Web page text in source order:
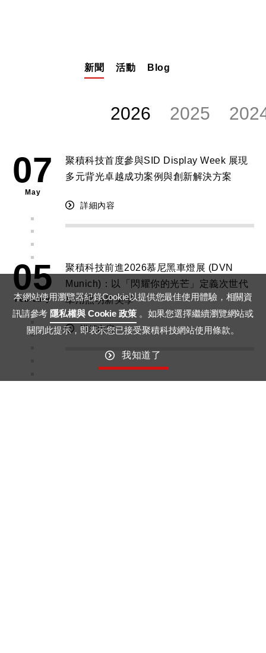
新聞 活動 Blog
2026 2025
07
May
聚積科技首度參與SID Display Week 展現
多元背光卓越成功案例與創新解決方案
詳細內容
05
February
聚積科技前進2026慕尼黑車燈展 (DVN
Munich)：以「閃耀你的光芒」定義次世代
車用照明新美學
詳細內容
本網站使用瀏覽器紀錄Cookie以提供您最佳使用體驗，相關資
訊請參考 隱私權與 Cookie 政策 。如果您選擇繼續瀏覽網站或
關閉此提示，即表示您已接受聚積科技網站使用條款。
我知道了